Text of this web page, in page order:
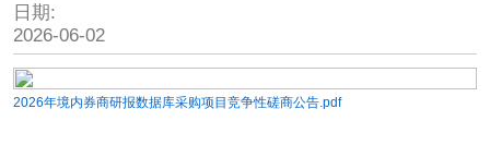
日期:
2026-06-02
2026年境内券商研报数据库采购项目竞争性磋商公告.pdf